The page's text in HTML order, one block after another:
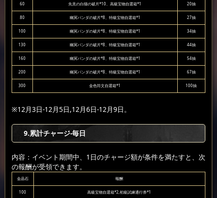
60 先見の白猫の破片*10、高級宝物自選箱*1 20抽
80 幽冥パンダの破片*8、特級宝物自選箱*1 27抽
100 幽冥パンダの破片*8、特級宝物自選箱*1 34抽
130 幽冥パンダの破片*8、特級宝物自選箱*1 44抽
160 幽冥パンダの破片*8、特級宝物自選箱*1 54抽
200 幽冥パンダの破片*8、特級宝物自選箱*1 67抽
300 金色符文自選箱*1 100抽
※12月3日-12月5日,12月6日-12月9日。
9.累計チャージ-毎日
内容：イベント期間中、1日のチャージ額が条件を満たすと、次
の報酬が受領できます。
金晶石 報酬
100 高級宝物自選箱*2,初級試練通行券*1